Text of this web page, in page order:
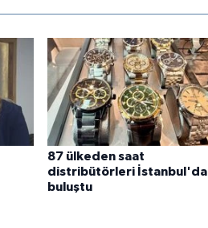
87 ülkeden saat
distribütörleri İstanbul'da
buluştu